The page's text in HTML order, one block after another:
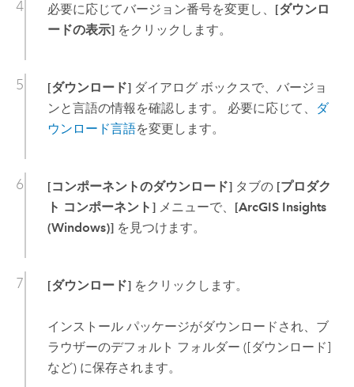
必要に応じてバージョン番号を変更し、 [ダウンロ
ードの表示]をクリックします。
[ダウンロード]ダイアログ ボックスで、バージョ
ンと言語の情報を確認します。 必要に応じて、
ダ
ウンロード言語を変更します。
[コンポーネントのダウンロード]タブの [プロダク
ト コンポーネント]メニューで、 [ArcGIS Insights
(Windows)]を見つけます。
[ダウンロード]をクリックします。
インストール パッケージがダウンロードされ、ブ
ラウザーのデフォルト フォルダー ([ダウンロード]
など) に保存されます。